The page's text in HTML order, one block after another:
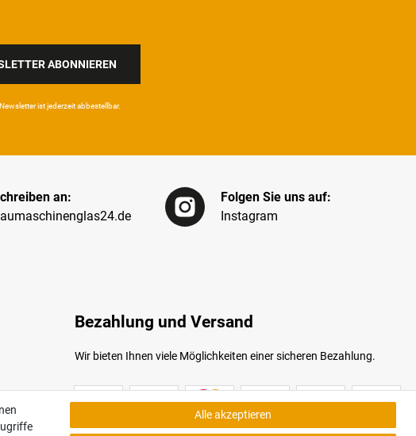
ABONNIEREN
ist jeder­zeit ab­bestel­lbar.
an:
Folgen Sie uns auf:
Instagram
Bezahlung und Versand
Wir bieten Ihnen viele Möglichkeiten einer sicheren Bezahlung.
Alle akzeptieren